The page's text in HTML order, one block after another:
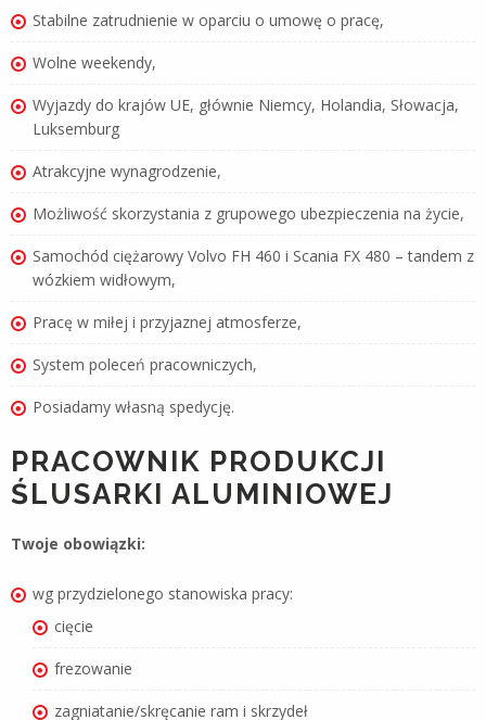
Stabilne zatrudnienie w oparciu o umowę o pracę,
Wolne weekendy,
Wyjazdy do krajów UE, głównie Niemcy, Holandia, Słowacja,
Luksemburg
Atrakcyjne wynagrodzenie,
Możliwość skorzystania z grupowego ubezpieczenia na życie,
Samochód ciężarowy Volvo FH 460 i Scania FX 480 – tandem z
wózkiem widłowym,
Pracę w miłej i przyjaznej atmosferze,
System poleceń pracowniczych,
Posiadamy własną spedycję.
PRACOWNIK PRODUKCJI
ŚLUSARKI ALUMINIOWEJ
Twoje obowiązki:
wg przydzielonego stanowiska pracy:
cięcie
frezowanie
zagniatanie/skręcanie ram i skrzydeł